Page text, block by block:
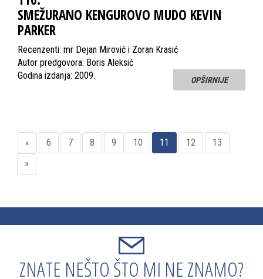
SMEŽURANO KENGUROVO MUDO KEVIN
PARKER
Recenzenti: mr Dejan Mirović i Zoran Krasić
Autor predgovora: Boris Aleksić
Godina izdanja: 2009.
OPŠIRNIJE
« 6 7 8 9 10 11 12
13
»
ZNATE NEŠTO ŠTO MI NE ZNAMO?